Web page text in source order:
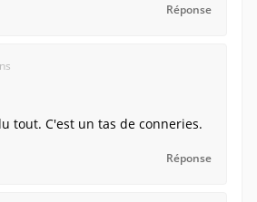
Réponse
tout. C'est un tas de conneries.
Réponse